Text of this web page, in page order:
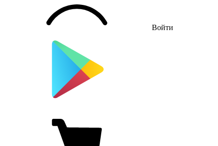
Войти